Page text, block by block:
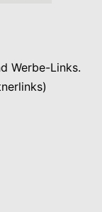
Werbe-Links.